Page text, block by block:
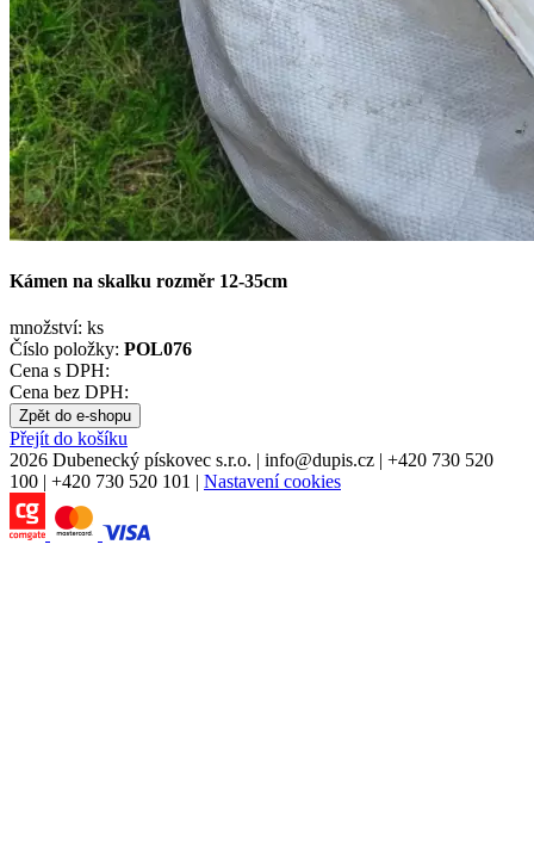
Kámen na skalku rozměr 12-35cm
množství: ks
Číslo položky: POL076
Cena s DPH:
Cena bez DPH:
Zpět do e-shopu
Přejít do košíku
2026 Dubenecký pískovec s.r.o. | info@dupis.cz | +420 730 520
100 | +420 730 520 101 | Nastavení cookies